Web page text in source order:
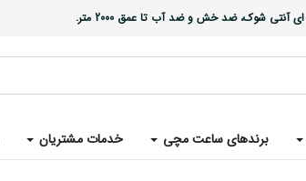
شوک، ضد خش و ضد آب تا عمق 2000 متر.
برندهای ساعت مچی خدمات مشتریان